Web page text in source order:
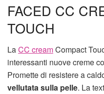
FACED CC
TOUCH
LaCC creamCompact
interessanti nuove creme
Promette di resistere a
vellutata sulla pelle. La